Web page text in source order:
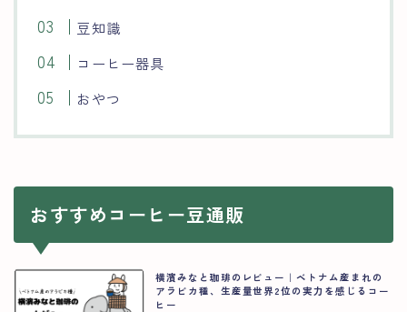
豆知識
コーヒー器具
おやつ
おすすめコーヒー豆通販
横濱みなと珈琲のレビュー｜ベトナム産まれの
アラビカ種、生産量世界2位の実力を感じるコー
ヒー